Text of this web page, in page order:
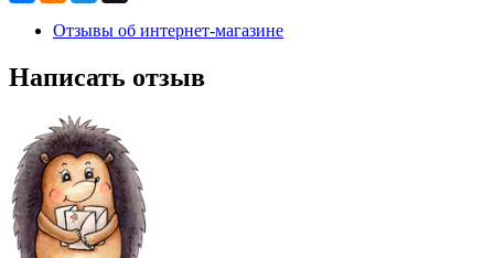
Отзывы об интернет-магазине
Написать отзыв